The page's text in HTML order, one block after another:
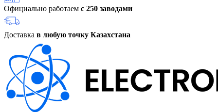
Официально работаем с 250 заводами
Доставка в любую точку Казахстана